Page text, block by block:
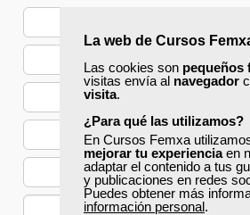
La web de Cursos
Las cookies son pequeños
visitas envía al navegador
visita.
¿Para qué las utilizamos?
En Cursos Femxa
mejorar tu experienciaen
adaptar el contenido a tus
y publicaciones en redes
Puedes obtener más
información personal.